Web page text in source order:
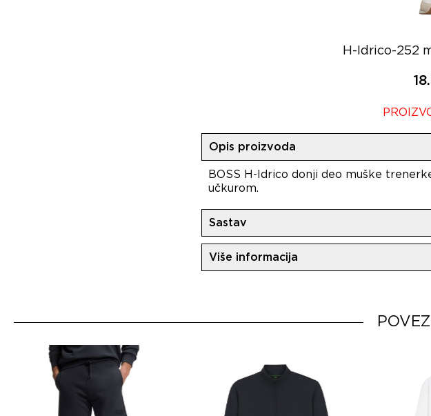
H-Idrico-252
Opis proizvoda
BOSS H-Idrico donji deo muške
učkurom.
Sastav
70%Pamuk
30%Vuna
Više informacija